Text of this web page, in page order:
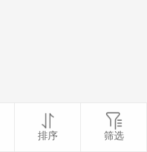
排序 筛选